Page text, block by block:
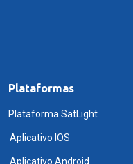
Plataformas
Plataforma SatLight
Aplicativo IOS
Aplicativo Android